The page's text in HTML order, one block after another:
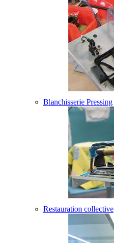
Blanchisserie Pressing
Restauration collective